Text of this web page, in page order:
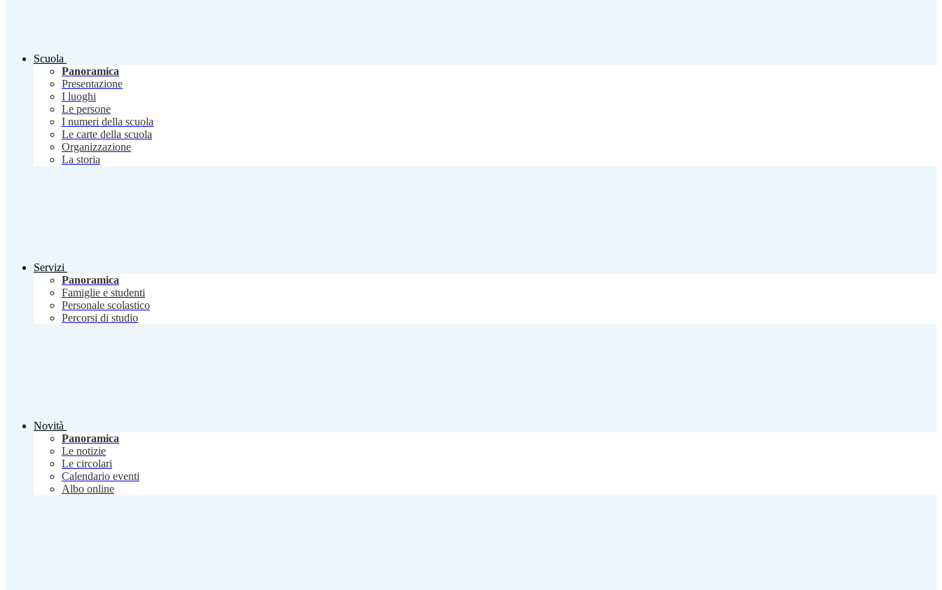
Scuola
Panoramica
Presentazione
I luoghi
Le persone
I numeri della scuola
Le carte della scuola
Organizzazione
La storia
Servizi
Panoramica
Famiglie e studenti
Personale scolastico
Percorsi di studio
Novità
Panoramica
Le notizie
Le circolari
Calendario eventi
Albo online